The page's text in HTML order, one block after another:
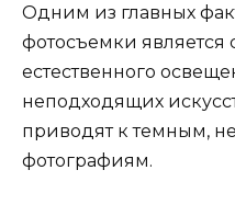
Одним из главных
фотосъемки является
естественного
неподходящих
приводят к темным,
фотографиям.